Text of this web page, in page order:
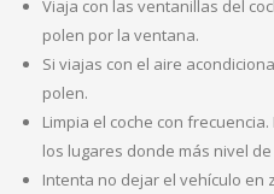
Viaja con las ventanillas del
polen por la ventana.
Si viajas con el aire
polen.
Limpia el coche con
los lugares donde más nivel
Intenta no dejar el vehículo en